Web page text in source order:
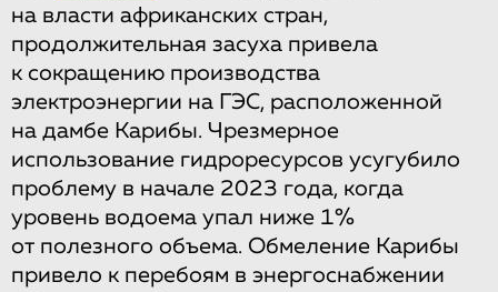
на власти африканских стран,
продолжительная засуха привела
к сокращению производства
электроэнергии на ГЭС, расположенной
на дамбе Карибы. Чрезмерное
использование гидроресурсов усугубило
проблему в начале 2023 года, когда
уровень водоема упал ниже 1%
от полезного объема. Обмеление Карибы
привело к перебоям в энергоснабжении